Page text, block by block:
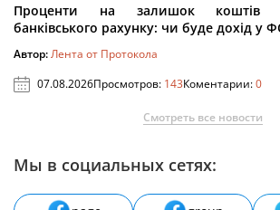
Проценти на залишок коштів
банківського рахунку: чи буде дохід у
Автор:Лента от Протокола
07.08.2026Просмотров: 143Коментарии:0
Смотреть все новости
Мы в социальных сетях: